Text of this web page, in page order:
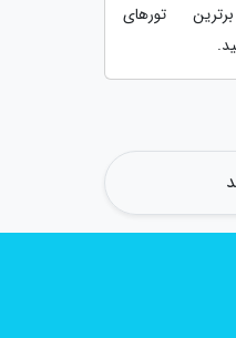
تورهای